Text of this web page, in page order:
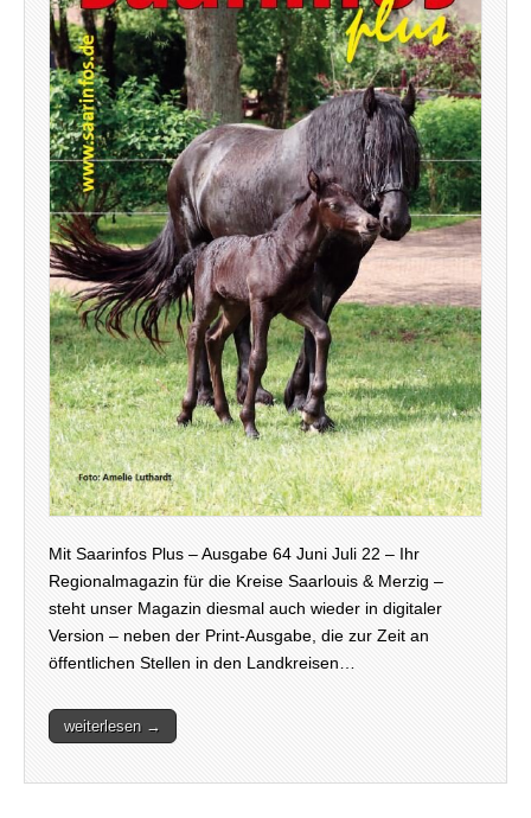
Mit Saarinfos Plus – Ausgabe 64 Juni Juli 22 – Ihr
Regionalmagazin für die Kreise Saarlouis & Merzig –
steht unser Magazin diesmal auch wieder in digitaler
Version – neben der Print-Ausgabe, die zur Zeit an
öffentlichen Stellen in den Landkreisen…
weiterlesen →